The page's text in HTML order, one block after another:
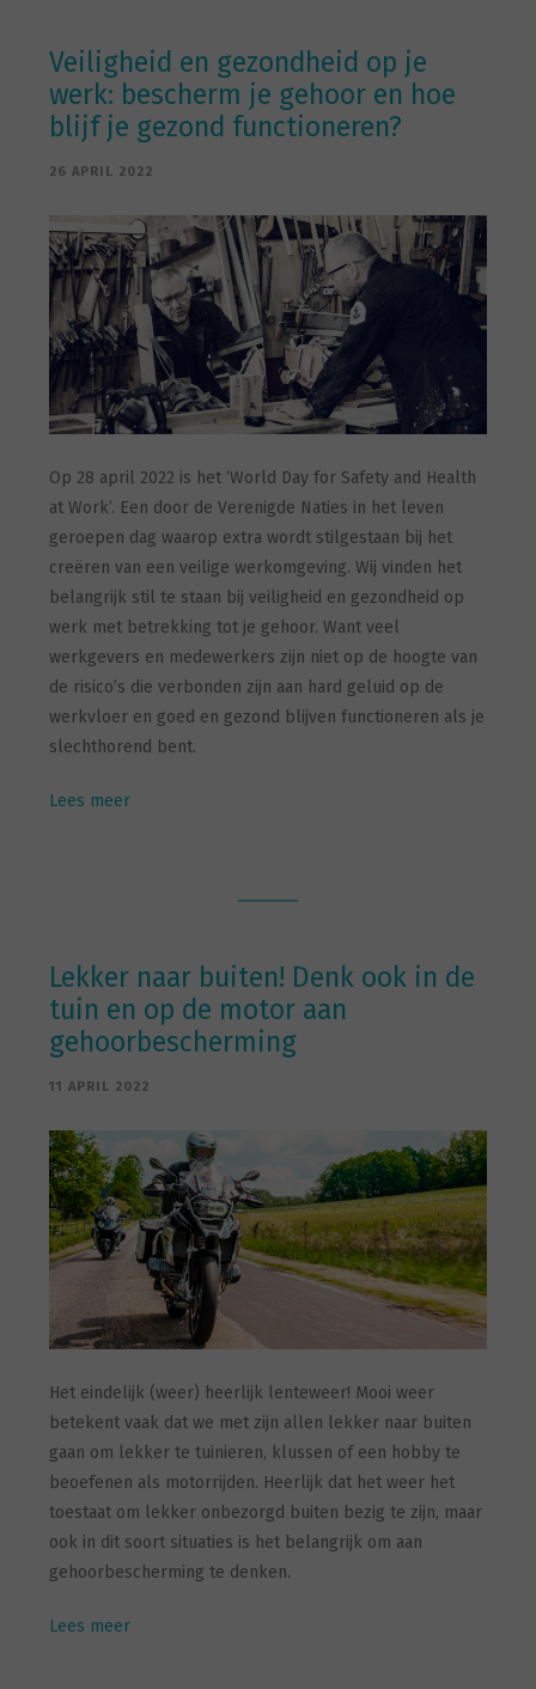
Veiligheid en gezondheid op je
werk: bescherm je gehoor en hoe
blijf je gezond functioneren?
26 APRIL 2022
Op 28 april 2022 is het ‘World Day for Safety and Health
at Work’. Een door de Verenigde Naties in het leven
geroepen dag waarop extra wordt stilgestaan bij het
creëren van een veilige werkomgeving. Wij vinden het
belangrijk stil te staan bij veiligheid en gezondheid op
werk met betrekking tot je gehoor. Want veel
werkgevers en medewerkers zijn niet op de hoogte van
de risico’s die verbonden zijn aan hard geluid op de
werkvloer en goed en gezond blijven functioneren als je
slechthorend bent.
Lees meer
Lekker naar buiten! Denk ook in de
tuin en op de motor aan
gehoorbescherming
11 APRIL 2022
Het eindelijk (weer) heerlijk lenteweer! Mooi weer
betekent vaak dat we met zijn allen lekker naar buiten
gaan om lekker te tuinieren, klussen of een hobby te
beoefenen als motorrijden. Heerlijk dat het weer het
toestaat om lekker onbezorgd buiten bezig te zijn, maar
ook in dit soort situaties is het belangrijk om aan
gehoorbescherming te denken.
Lees meer